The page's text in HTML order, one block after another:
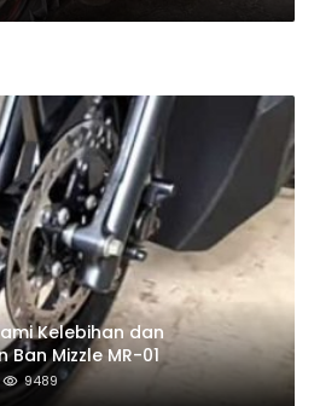
Kelebihan dan
Ban Mizzle MR-01
9489